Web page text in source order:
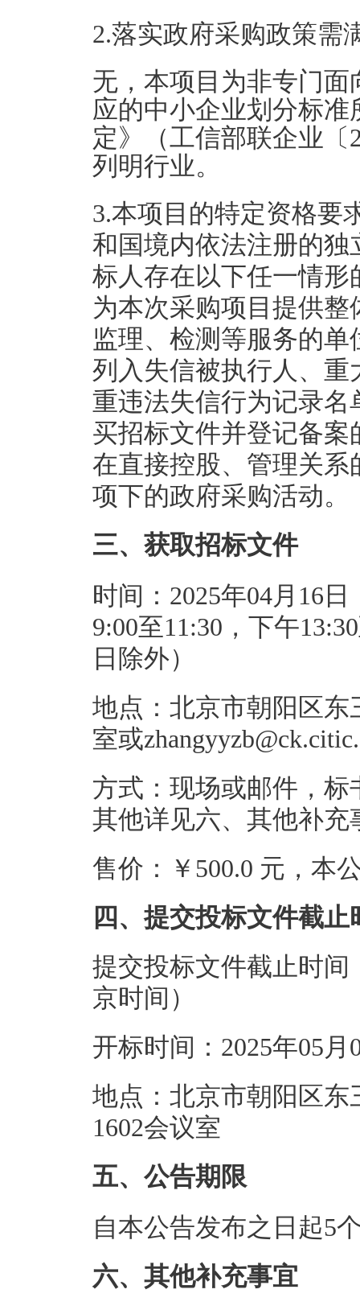
2.落实政府采购政策需
无，本项目为非专门
应的中小企业划分标
定》（工信部联企业〔
列明行业。
3.本项目的特定资格要
和国境内依法注册的独
标人存在以下任一情
为本次采购项目提供
监理、检测等服务的
列入失信被执行人、
重违法失信行为记录
买招标文件并登记备
在直接控股、管理关
项下的政府采购活动。
三、获取招标文件
时间：2025年04月16
9:00至11:30，下午
日除外）
地点：北京市朝阳区东
室或
方式：现场或邮件，
其他详见六、其他补充
售价：￥500.0 元，本
四、提交投标文件截
提交投标文件截止时间
京时间）
开标时间：2025年05
地点：北京市朝阳区东
1602会议室
五、公告期限
自本公告发布之日起5
六、其他补充事宜